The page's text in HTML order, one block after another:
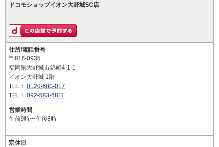
ドコモショップイオン大野城SC店
住所/電話番号
〒816-0935
福岡県大野城市錦町4-1-1
イオン大野城 1階
TEL： 0120-680-017
TEL： 092-583-6811
営業時間
午前9時〜午後8時
定休日